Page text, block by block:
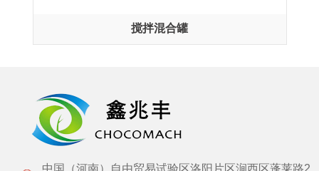
搅拌混合罐